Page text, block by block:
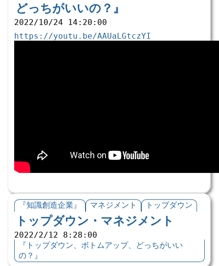
どっちがいいの？』
2022/10/24 14:20:00
https://youtu.be/AAUaLGtczYI
『知識創造企業』 マネジメント トップダウン
トップダウン・マネジメント
2022/2/12 8:28:00
『トップダウン、ボトムアップ、どっちがいい
の？』